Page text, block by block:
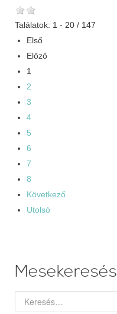
Találatok: 1 - 20 / 147
Első
Előző
1
2
3
4
5
6
7
8
Következő
Utolsó
Mesekeresés